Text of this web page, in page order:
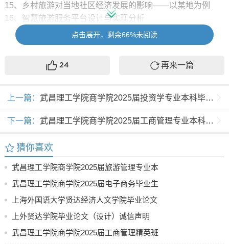
15、乡村旅游对当地社区经济发展的影响——以某地为例
16、智慧旅游服务平台设计与实现分析
17、景区智慧旅游应用的现状与对策分析——以某景区为例
18、旅游企业数字化转型过程中的挑战与对策分析
20、新媒体时代旅行社品牌营销策略分析
市为例
22、文化旅游产品的开发与创新分析——以某历史文化名城
为例
24、主题公园游客体验与二次消费行为分析——以某公园为
例
25、红色旅游对青年游客爱国情感影响分析——以某红色景
区为例
26、旅游扶贫政策实施效果分析——以某贫困地区为例
为例
28、后疫情时代旅游消费者决策因素变化探析——以某地为
点击展开，剩余66%未阅读
24 再来一篇
上一篇： 武昌理工学院商学院2025届投资学专业本科毕业综合训练参考选题
下一篇： 武昌理工学院商学院2025届工商管理专业本科毕业综合训练参考选题
猜你喜欢
武昌理工学院商学院2025届旅游管理专业本
科毕业论文参考选题
武昌理工学院商学院2025届电子商务毕业生
论文参考题目
上海外国语大学贤达经济人文学院毕业论文
（设计）撰写基本规范(图文)
上外贤达学院毕业论文（设计）诚信声明
武昌理工学院商学院2025届工商管理精英班